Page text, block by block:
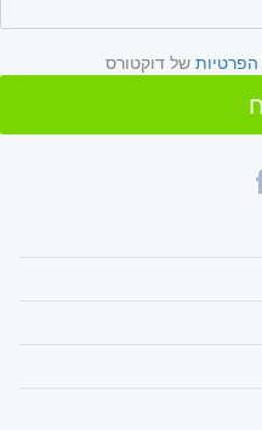
הפרטיות של דוקטורס